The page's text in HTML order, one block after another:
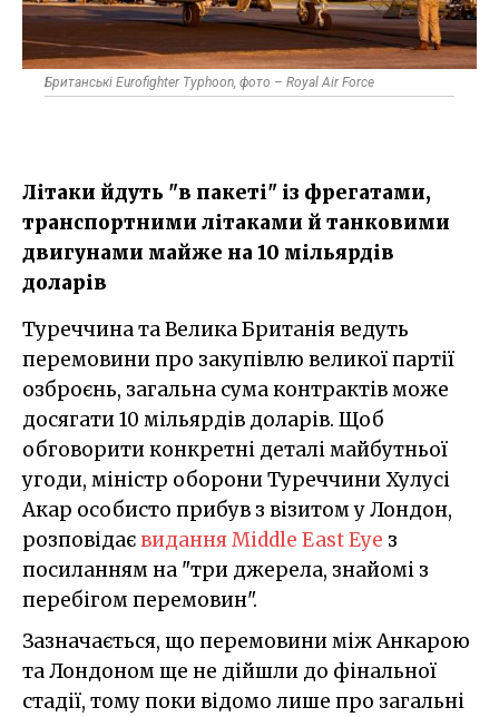
Британські Eurofighter Typhoon, фото – Royal Air Force
Літаки йдуть "в пакеті" із фрегатами,
транспортними літаками й танковими
двигунами майже на 10 мільярдів
доларів
Туреччина та Велика Британія ведуть
перемовини про закупівлю великої партії
озброєнь, загальна сума контрактів може
досягати 10 мільярдів доларів. Щоб
обговорити конкретні деталі майбутньої
угоди, міністр оборони Туреччини Хулусі
Акар особисто прибув з візитом у Лондон,
розповідаєвидання Middle East Eye з
посиланням на "три джерела, знайомі з
перебігом перемовин".
Зазначається, що перемовини між Анкарою
та Лондоном ще не дійшли до фінальної
стадії, тому поки відомо лише про загальні